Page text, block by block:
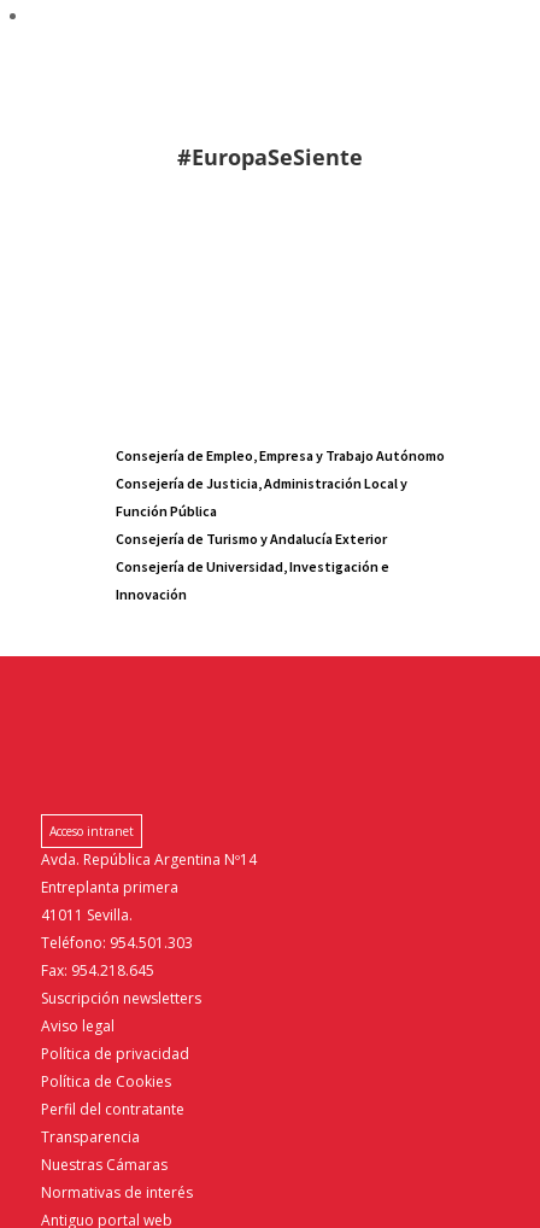
#EuropaSeSiente
Consejería de Empleo, Empresa y Trabajo Autónomo
Consejería de Justicia, Administración Local y
Función Pública
Consejería de Turismo y Andalucía Exterior
Consejería de Universidad, Investigación e
Innovación
Acceso intranet
Avda. República Argentina Nº14
Entreplanta primera
41011 Sevilla.
Teléfono: 954.501.303
Fax: 954.218.645
Suscripción newsletters
Aviso legal
Política de privacidad
Política de Cookies
Perfil del contratante
Transparencia
Nuestras Cámaras
Normativas de interés
Antiguo portal web